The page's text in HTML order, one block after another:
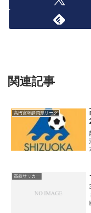
関連記事
高円宮杯静岡県リーグ
高校サッカー